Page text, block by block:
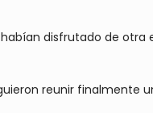
disfrutado de
reunir